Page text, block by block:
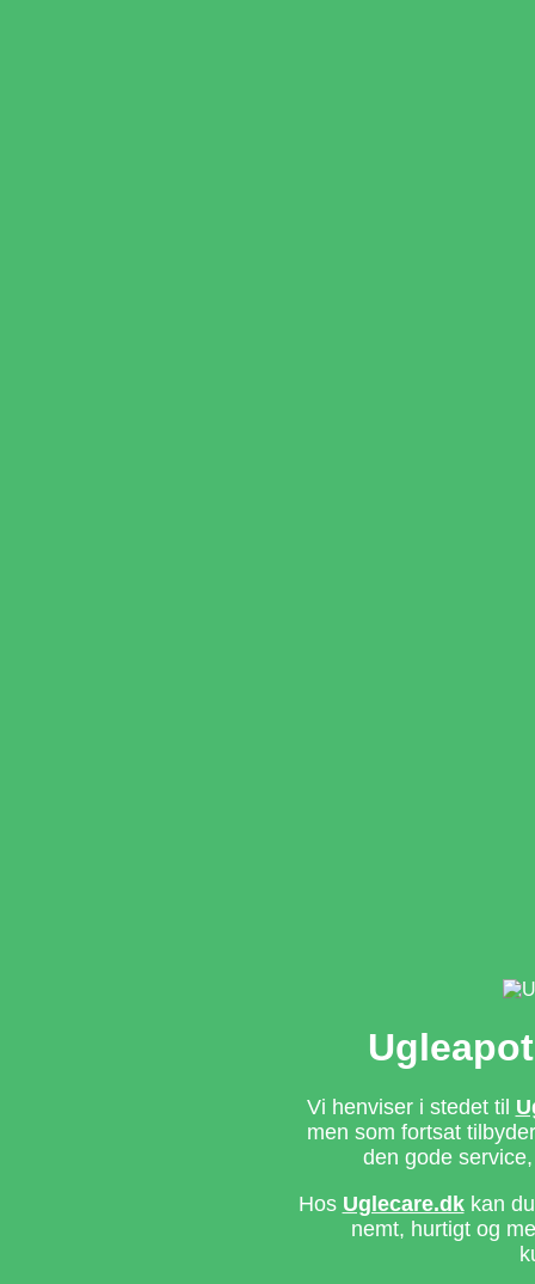
Vi henviser i stedet til
men som fortsat
den gode
Hos Uglecare.dkkan du
nemt, hurtigt og